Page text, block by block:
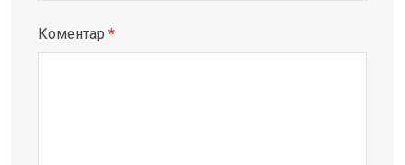
Коментар *